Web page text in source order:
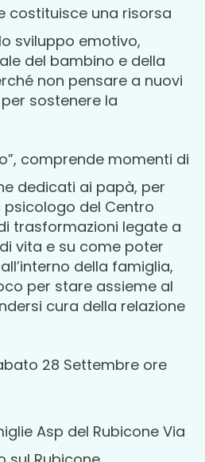
costituisce una risorsa
sviluppo emotivo,
del bambino e della
non pensare a nuovi
sostenere la
comprende momenti di
dedicati ai papà, per
del Centro
trasformazioni legate a
vita e su come poter
della famiglia,
per stare assieme al
cura della relazione
28 Settembre ore
Asp del Rubicone Via